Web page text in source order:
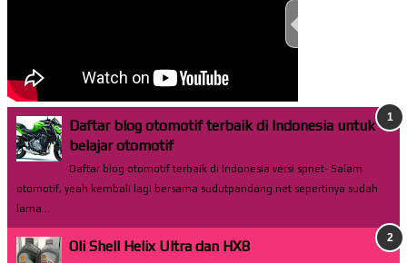
Daftar blog otomotif terbaik di Indonesia untuk
belajar otomotif
Daftar blog otomotif terbaik di Indonesia versi spnet- Salam
otomotif, yeah kembali lagi bersama sudutpandang.net sepertinya sudah
lama...
Oli Shell Helix Ultra dan HX8